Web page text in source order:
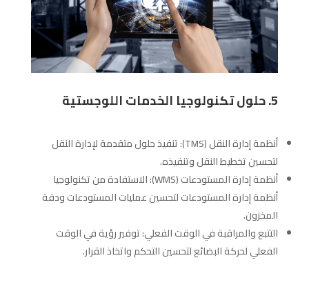
5. حلول تكنولوجيا الخدمات اللوجستية
أنظمة إدارة النقل (TMS): تنفيذ حلول متقدمة لإدارة النقل
لتحسين تخطيط النقل وتنفيذه.
أنظمة إدارة المستودعات (WMS): الاستفادة من تكنولوجيا
أنظمة إدارة المستودعات لتحسين عمليات المستودعات ودقة
المخزون.
التتبع والمراقبة في الوقت الفعلي: توفير رؤية في الوقت
الفعلي لحركة البضائع لتحسين التحكم واتخاذ القرار.